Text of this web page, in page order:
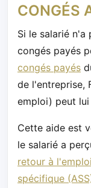
CONGÉS
Si le salarié n'a
congés payés
congés payés
de l'entreprise,
emploi) peut lui
Cette aide est
le salarié a
retour à
spécifique